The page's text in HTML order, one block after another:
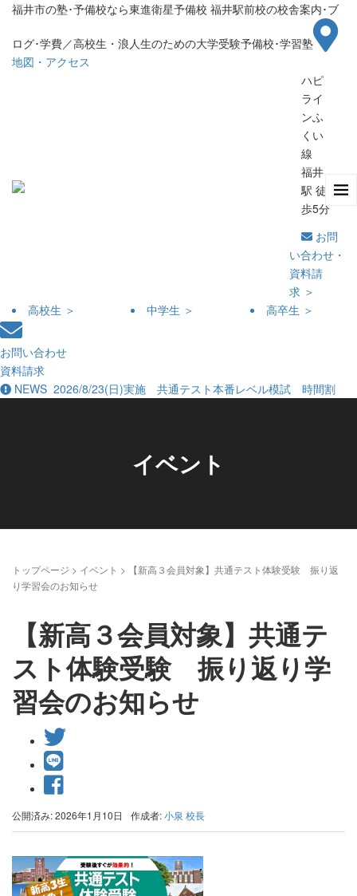
福井市の塾･予備校なら東進衛星予備校 福井駅前校の校舎案内･ブ
ログ･学費／高校生・浪人生のための大学受験予備校･学習塾
地図・アクセス
ハピ
ライ
ンふ
くい
線
福井
駅 徒
歩5分
お問
い合わせ・
資料請
求 ＞
高校生 ＞
中学生 ＞ 高卒生 ＞
お問い合わせ
資料請求
NEWS 2026/8/23(日)実施 共通テスト本番レベル模試 時間割
イベント
トップページ > イベント >
【新高３会員対象】共通テスト体験受験 振り返
り学習会のお知らせ
【新高３会員対象】共通テ
スト体験受験 振り返り学
習会のお知らせ
公開済み: 2026年1月10日 作成者:小泉 校長